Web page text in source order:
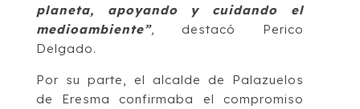
planeta, apoyando y cuidando el
medioambiente”, destacó Perico
Delgado.
Por su parte, el alcalde de Palazuelos
de Eresma confirmaba el compromiso